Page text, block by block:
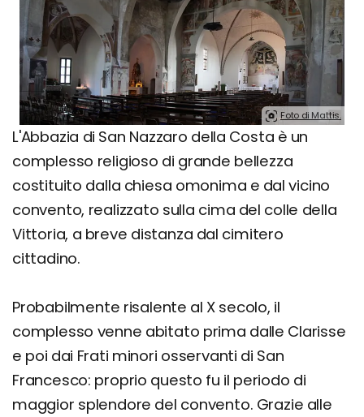
Foto di Mattis.
L'Abbazia di San Nazzaro della Costa è un
complesso religioso di grande bellezza
costituito dalla chiesa omonima e dal vicino
convento, realizzato sulla cima del colle della
Vittoria, a breve distanza dal cimitero
cittadino.
Probabilmente risalente al X secolo, il
complesso venne abitato prima dalle Clarisse
e poi dai Frati minori osservanti di San
Francesco: proprio questo fu il periodo di
maggior splendore del convento. Grazie alle